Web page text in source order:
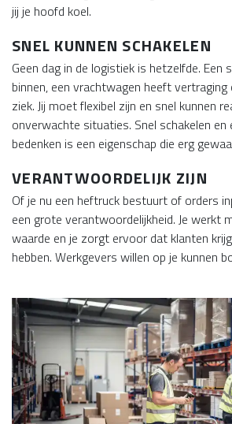
jij je hoofd koel.
SNEL KUNNEN SCHAKELEN
Geen dag in de logistiek is hetzelfde. Een
binnen, een vrachtwagen heeft
ziek. Jij moet flexibel zijn en snel kunnen
onverwachte situaties. Snel schakelen en
bedenken is een eigenschap die erg
VERANTWOORDELIJK ZIJN
Of je nu een heftruck bestuurt of orders
een grote verantwoordelijkheid. Je werkt
waarde en je zorgt ervoor dat klanten
hebben. Werkgevers willen op je kunnen